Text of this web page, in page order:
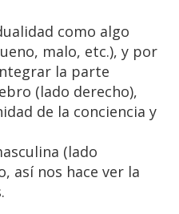
como algo
malo, etc.), y por
la parte
(lado derecho),
de la conciencia y
(lado
así nos hace ver la